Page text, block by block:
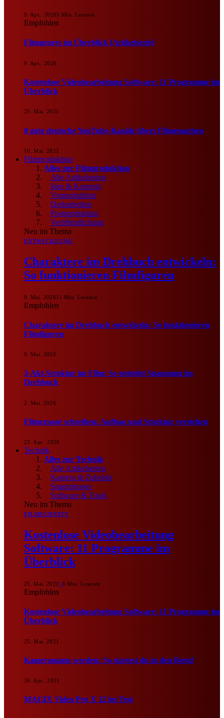
9. Apr.. 20263 Min. Lesezeit
Empfohlen
Filmgenres im Überblick [Artikelserie]
9. Apr.. 2026
Kostenlose Videobearbeitung Software: 11 Programme im
Überblick
25. Mai. 2021
8 gute deutsche YouTube-Kanäle übers Filmemachen
10. Mai. 2021
Filmproduktion
Alles zur Filmproduktion
Alle Artikelserien
Idee & Konzept
Vorproduktion
Dreharbeiten
Postproduktion
Veröffentlichung
Neu im Thema
ENTWICKLUNG
Charaktere im Drehbuch entwickeln:
So funktionieren Filmfiguren
9. Mai. 202611 Min. Lesezeit
Empfohlen
Charaktere im Drehbuch entwickeln: So funktionieren
Filmfiguren
9. Mai. 2026
3-Akt-Struktur im Film: So entsteht Spannung im
Drehbuch
2. Mai. 2026
Filmexposé schreiben: Aufbau und Struktur verstehen
23. Apr.. 2026
Technik
Alles zur Technik
Alle Artikelserien
Kamera & Zubehör
Smartphones
Software & Tools
Neu im Thema
FILMSCHNITT
Kostenlose Videobearbeitung
Software: 11 Programme im
Überblick
25. Mai. 2021 1 6 Min. Lesezeit
Empfohlen
Kostenlose Videobearbeitung Software: 11 Programme im
Überblick
25. Mai. 2021
Kameramann werden: So startest du in den Beruf
26. Apr.. 2021
MAGIX Video Pro X 12 im Test